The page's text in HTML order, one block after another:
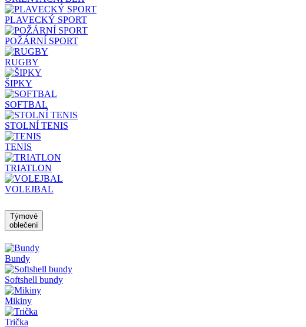
PLAVECKÝ SPORT
POŽÁRNÍ SPORT
RUGBY
ŠIPKY
SOFTBAL
STOLNÍ TENIS
TENIS
TRIATLON
VOLEJBAL
Týmové
oblečení
Bundy
Softshell bundy
Mikiny
Trička